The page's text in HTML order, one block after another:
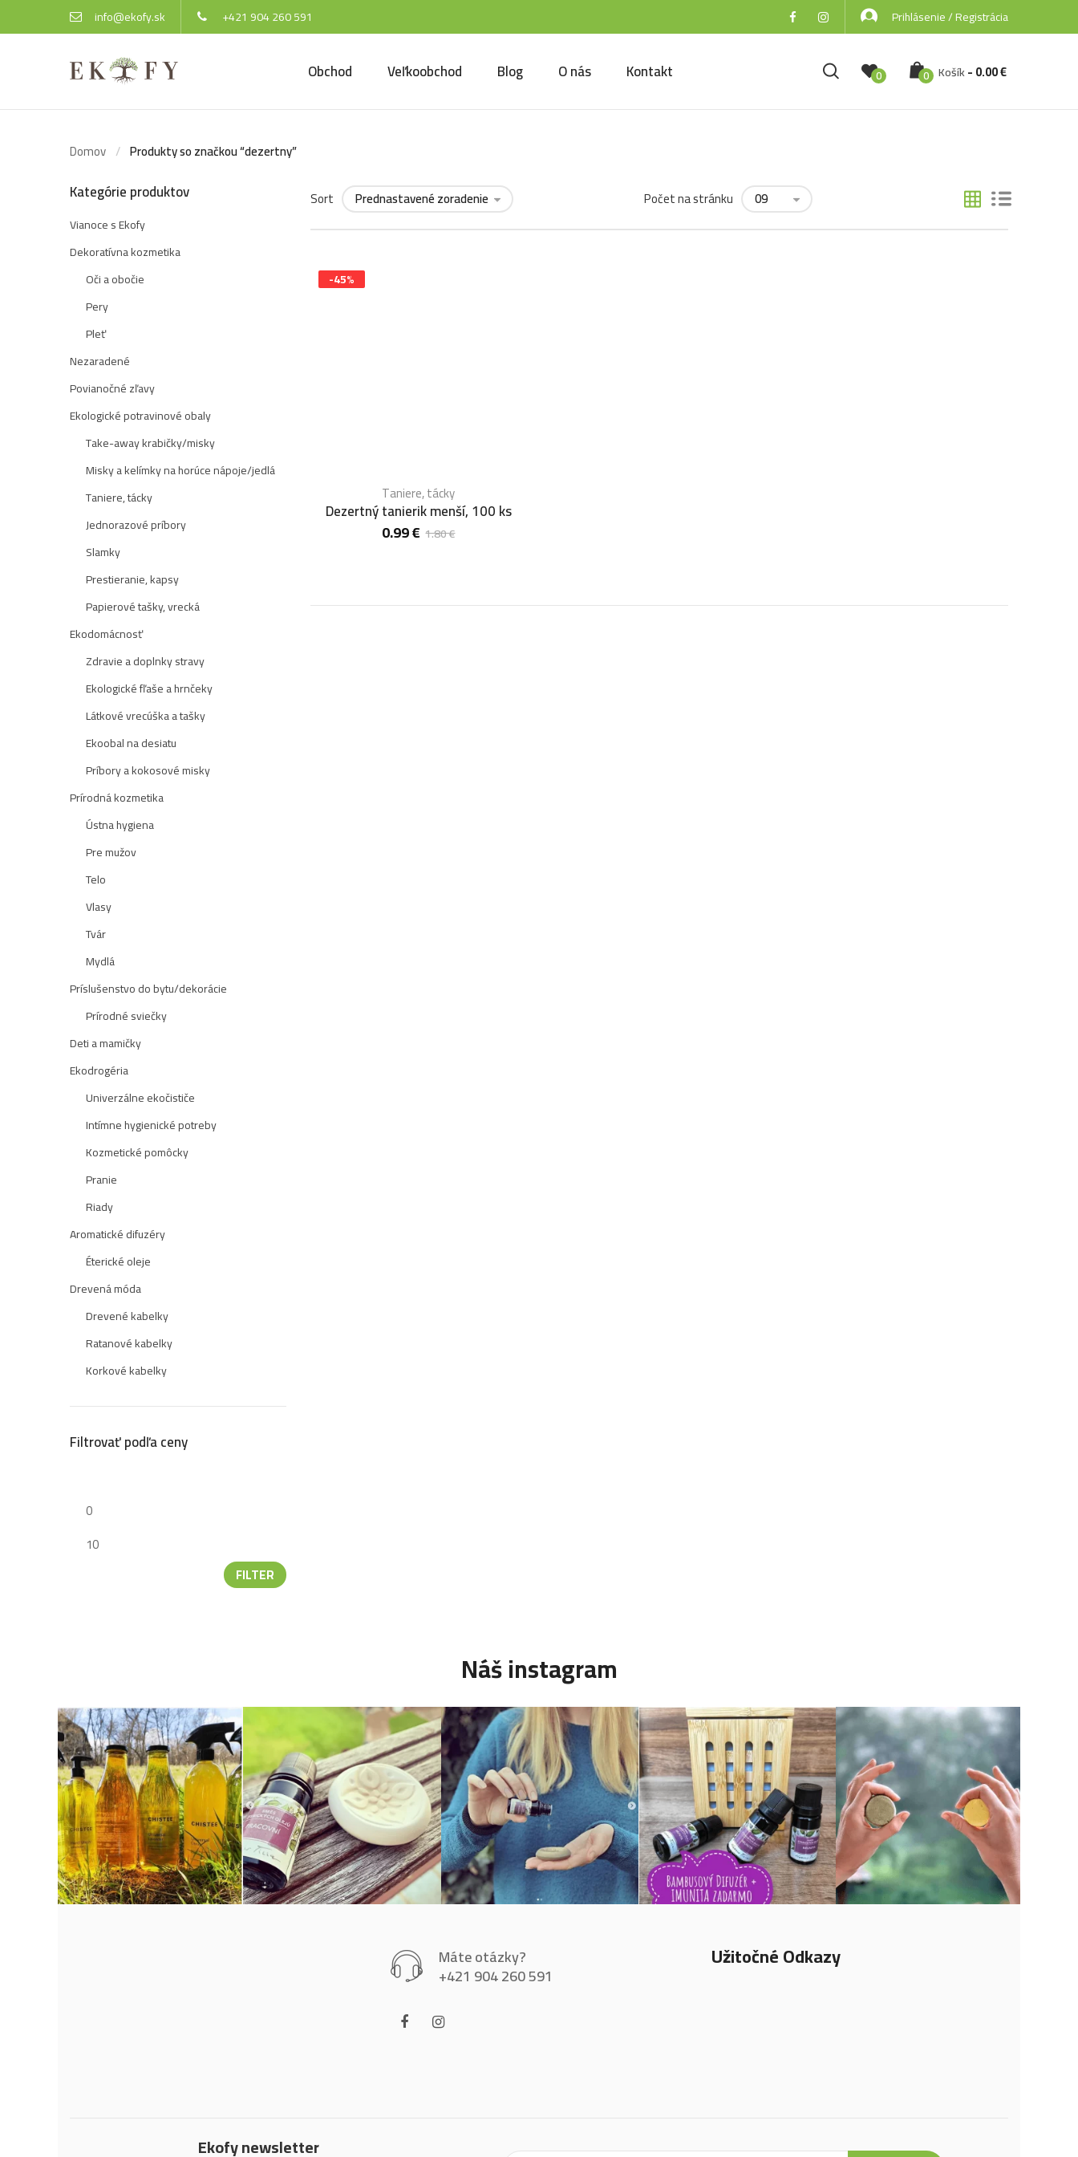
info@ekofy.sk +421 904 260 591 Prihlásenie / Registrácia
Obchod Veľkoobchod Blog O nás Kontakt 0 0 Košík-0.00€
Domov Produkty so značkou “dezertny”
Sort Počet na stránku
-45%
Taniere, tácky
Dezertný tanierik menší, 100 ks
1.80€
0.99€
Kategórie produktov
Vianoce s Ekofy
Dekoratívna kozmetika
Oči a obočie
Pery
Pleť
Nezaradené
Povianočné zľavy
Ekologické potravinové obaly
Take-away krabičky/misky
Misky a kelímky na horúce nápoje/jedlá
Taniere, tácky
Jednorazové príbory
Slamky
Prestieranie, kapsy
Papierové tašky, vrecká
Ekodomácnosť
Zdravie a doplnky stravy
Ekologické fľaše a hrnčeky
Látkové vrecúška a tašky
Ekoobal na desiatu
Príbory a kokosové misky
Prírodná kozmetika
Ústna hygiena
Pre mužov
Telo
Vlasy
Tvár
Mydlá
Príslušenstvo do bytu/dekorácie
Prírodné sviečky
Deti a mamičky
Ekodrogéria
Univerzálne ekočističe
Intímne hygienické potreby
Kozmetické pomôcky
Pranie
Riady
Aromatické difuzéry
Éterické oleje
Drevená móda
Drevené kabelky
Ratanové kabelky
Korkové kabelky
Filtrovať podľa ceny
FILTER
Náš instagram
Máte otázky?
+421 904 260 591
Užitočné Odkazy
Ekofy newsletter